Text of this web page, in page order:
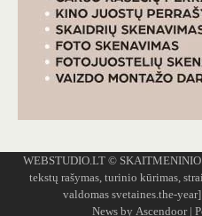
WEBSTUDIO.LT © SKAITMENINIO
tekstų rašymas, turinio kūrimas,
valdomas svetaines.the-year]
News by Ascendoor|